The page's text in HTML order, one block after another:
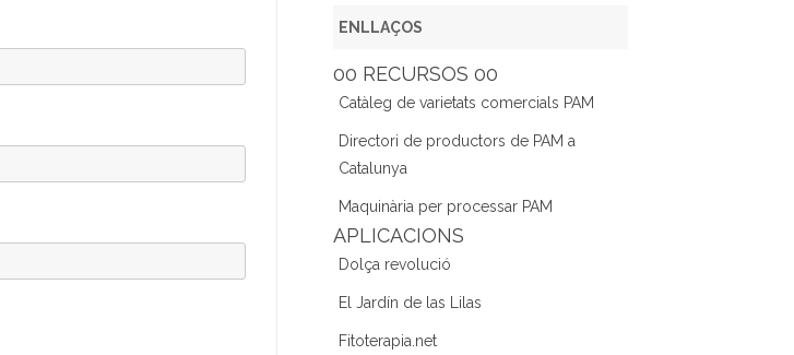
c
e
b
o
o
k
itt
er gr
a
m
dI
n
ENLLAÇOS
00 RECURSOS 00
Catàleg de varietats comercials PAM
Directori de productors de PAM a
Catalunya
Maquinària per processar PAM
APLICACIONS
Dolça revolució
El Jardín de las Lilas
Fitoterapia.net